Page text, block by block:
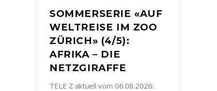
SOMMERSERIE «AUF
WELTREISE IM ZOO
ZÜRICH» (4/5):
AFRIKA – DIE
NETZGIRAFFE
TELE Z aktuell vom 06.08.2026: